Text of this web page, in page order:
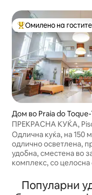
Меѓу најуспешните
Омилено на гостите
Дом во Praia do
Pequeno
ПРЕКРАСНА КУЌА,
Конд. 150m плажа
Одлична куќа, на 150
одлично осветлена,
удобна, сместена во
комплекс, со целосна
базен со клима уред
Целзиусови), влажна
Популарни